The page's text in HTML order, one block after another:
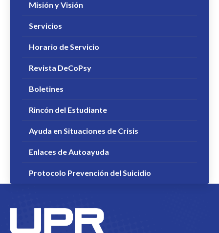
Misión y Visión
Servicios
Horario de Servicio
Revista DeCoPsy
Boletines
Rincón del Estudiante
Ayuda en Situaciones de Crisis
Enlaces de Autoayuda
Protocolo Prevención del Suicidio